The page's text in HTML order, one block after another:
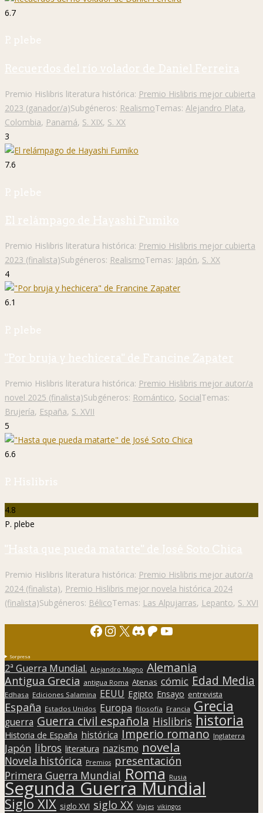
6.7
P. plebe
Recuerdos del río volador de Daniel Ferreira
Premio Hislibris literatura histórica: Premio Hislibris mejor cubierta
2023 (ganador/a)Subgéneros: RealismoTemas: Alejandro Plata,
Colombia, Panamá, S. XIX, S. XX
3
7.6
P. plebe
El relámpago de Hayashi Fumiko
Premio Hislibris literatura histórica: Premio Hislibris mejor cubierta
2023 (finalista)Subgéneros: RealismoTemas: Japón, S. XX
4
6.1
P. plebe
"Por bruja y hechicera" de Francine Zapater
Premio Hislibris literatura histórica: Premio Hislibris mejor autor/a
novel 2025 (finalista)Subgéneros: Romántico, SocialTemas:
Brujería, España, S. XVII
5
6.6
P. Hislibris
4.8
P. plebe
"Hasta que pueda matarte" de José Soto Chica
Premio Hislibris literatura histórica: Premio Hislibris mejor autor/a
2024 (finalista), Premio Hislibris mejor novela histórica 2024
(finalista)Subgéneros: BélicoTemas: Las Alpujarras, Lepanto, S. XVI
Facebook
Instagram
X Discord
Patreon
YouTube
Sorpresa
2ª Guerra Mundial. Alejandro Magno Alemania
Antigua Grecia antigua Roma Atenas cómic Edad Media
Edhasa Ediciones Salamina EEUU Egipto Ensayo entrevista
España Estados Unidos Europa filosofía Francia Grecia
guerra Guerra civil española Hislibris historia
Historia de España histórica Imperio romano Inglaterra
Japón libros literatura nazismo novela
Novela histórica Premios presentación
Primera Guerra Mundial Roma Rusia
Segunda Guerra Mundial
Siglo XIX siglo XVI siglo XX Viajes vikingos